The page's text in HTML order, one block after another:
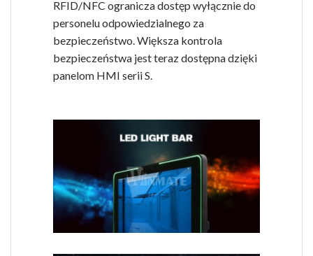
RFID/NFC ogranicza dostęp wyłącznie do
personelu odpowiedzialnego za
bezpieczeństwo. Większa kontrola
bezpieczeństwa jest teraz dostępna dzięki
panelom HMI serii S.